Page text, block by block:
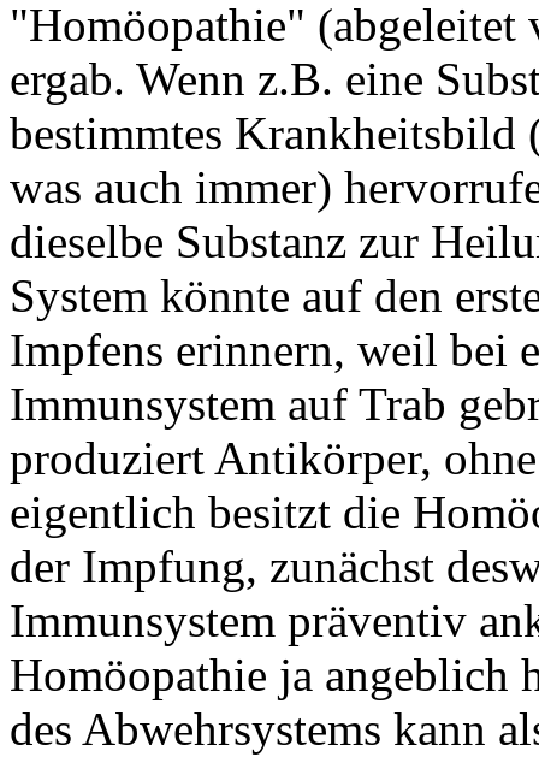
"Homöopathie"
ergab. Wenn z.B. eine
bestimmtes
was auch immer)
dieselbe Substanz zur
System könnte auf den
Impfens erinnern, weil bei
Immunsystem auf Trab
produziert Antikörper,
eigentlich besitzt die
der Impfung, zunächst
Immunsystem präventiv
Homöopathie ja angeblich
des Abwehrsystems kann